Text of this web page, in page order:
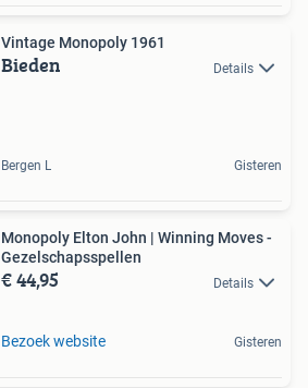
Vintage Monopoly 1961
Bieden Details
Bergen L Gisteren
Monopoly Elton John | Winning Moves -
Gezelschapsspellen
€ 44,95 Details
Bezoek website Gisteren